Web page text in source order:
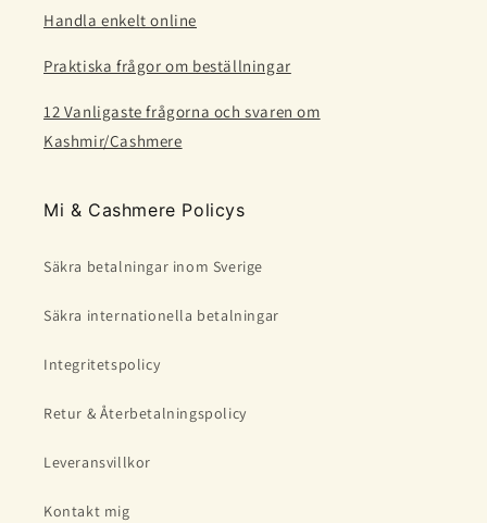
Handla enkelt online
Praktiska frågor om beställningar
12 Vanligaste frågorna och svaren om
Kashmir/Cashmere
Mi & Cashmere Policys
Säkra betalningar inom Sverige
Säkra internationella betalningar
Integritetspolicy
Retur & Återbetalningspolicy
Leveransvillkor
Kontakt mig